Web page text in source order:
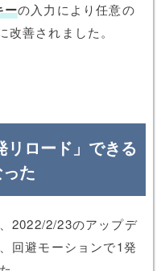
ーの入力により任意の
善されました。
リロード」できる
た
2022/2/23のアップデ
回避モーションで1発